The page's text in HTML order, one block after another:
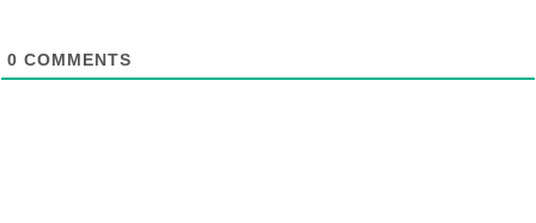
0 COMMENTS